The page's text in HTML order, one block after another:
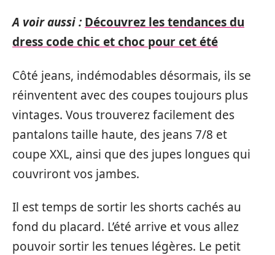
A voir aussi : Découvrez les tendances du
dress code chic et choc pour cet été
Côté jeans, indémodables désormais, ils se
réinventent avec des coupes toujours plus
vintages. Vous trouverez facilement des
pantalons taille haute, des jeans 7/8 et
coupe XXL, ainsi que des jupes longues qui
couvriront vos jambes.
Il est temps de sortir les shorts cachés au
fond du placard. L’été arrive et vous allez
pouvoir sortir les tenues légères. Le petit